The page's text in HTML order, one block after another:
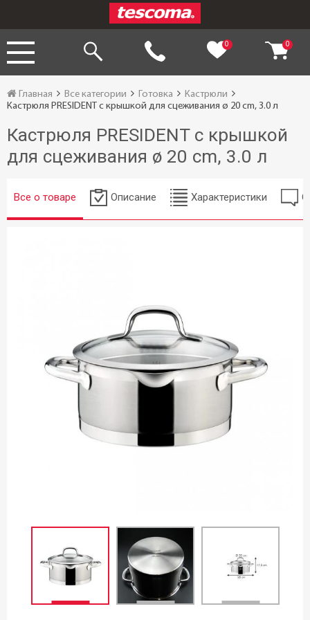
0 0
Главная Все категории Готовка
Кастрюли
Кастрюля PRESIDENT с крышкой для сцеживания ø 20 cm, 3.0 л
Кастрюля PRESIDENT с крышкой
для сцеживания ø 20 cm, 3.0 л
Все о товаре Описание Характеристики